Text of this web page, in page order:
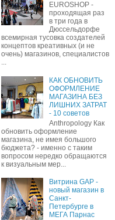
EUROSHOP -
проходящая раз
в три года в
Дюссельдорфе
всемирная тусовка создателей
концептов креативных (и не
очень) магазинов, специалистов
...
КАК ОБНОВИТЬ
ОФОРМЛЕНИЕ
МАГАЗИНА БЕЗ
ЛИШНИХ ЗАТРАТ
- 10 советов
Anthropology Как
обновить оформление
магазина, не имея большого
бюджета? - именно с таким
вопросом нередко обращаются
к визуальным мер...
Витрина GAP -
новый магазин в
Санкт-
Петербурге в
МЕГА Парнас